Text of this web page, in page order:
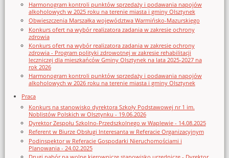
Harmonogram kontroli punktów sprzedaży i podawania napojów
alkoholowych w 2025 roku na terenie miasta i gminy Olsztynek
Obwieszczenia Marszałka województwa Warmińsko-Mazurskiego
Konkurs ofert na wybór realizatora zadania w zakresie ochrony
zdrowia
Konkurs ofert na wybór realizatora zadania w zakresie ochrony
zdrowia - Program polityki zdrowotnej w zakresie rehabilitacji
leczniczej dla mieszkańców Gminy Olsztynek na lata 2025-2027 na
rok 2026
Harmonogram kontroli punktów sprzedaży i podawania napojów
alkoholowych w 2026 roku na terenie miasta i gminy Olsztynek
Praca
Konkurs na stanowisko dyrektora Szkoły Podstawowej nr 1 im.
Noblistów Polskich w Olsztynku - 19.06.2026
Dyrektor Zespołu Szkolno-Przedszkolnego w Waplewie - 14.08.2025
Referent w Biurze Obsługi Interesanta w Referacie Organizacyjnym
Podinspektor w Referacie Gospodarki Nieruchomościami i
Planowania - 24.02.2025